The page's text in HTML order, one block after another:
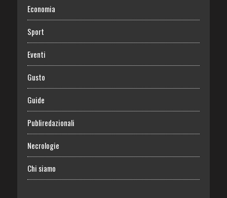
Economia
Sport
Eventi
Gusto
Guide
Publiredazionali
Necrologie
Chi siamo